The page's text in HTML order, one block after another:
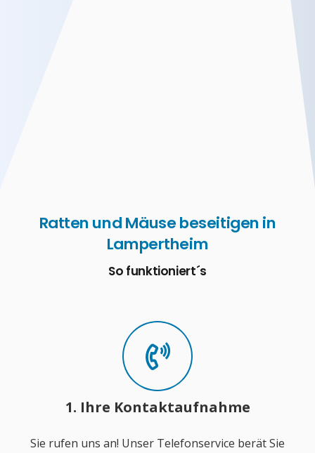
Ratten und Mäuse beseitigen in
Lampertheim
So funktioniert´s
1. Ihre Kontaktaufnahme
Sie rufen uns an! Unser Telefonservice berät Sie